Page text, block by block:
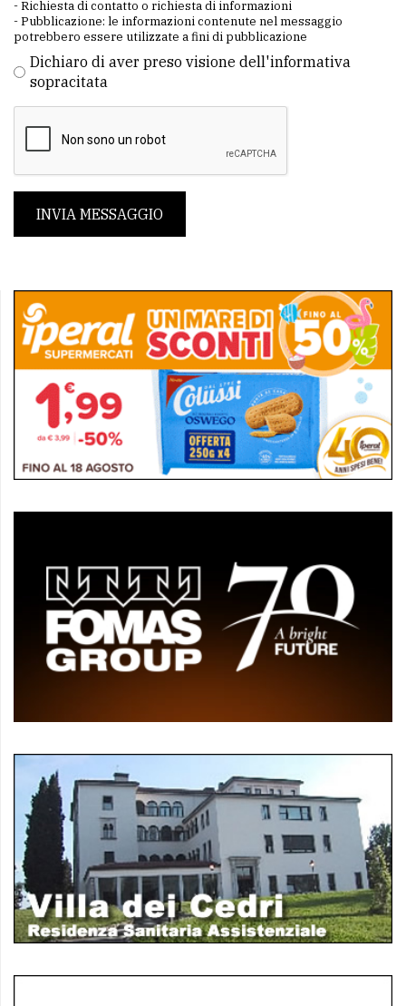
- Richiesta di contatto o richiesta di informazioni
- Pubblicazione: le informazioni contenute nel messaggio
potrebbero essere utilizzate a fini di pubblicazione
Dichiaro di aver preso visione dell'informativa
sopracitata
INVIA MESSAGGIO